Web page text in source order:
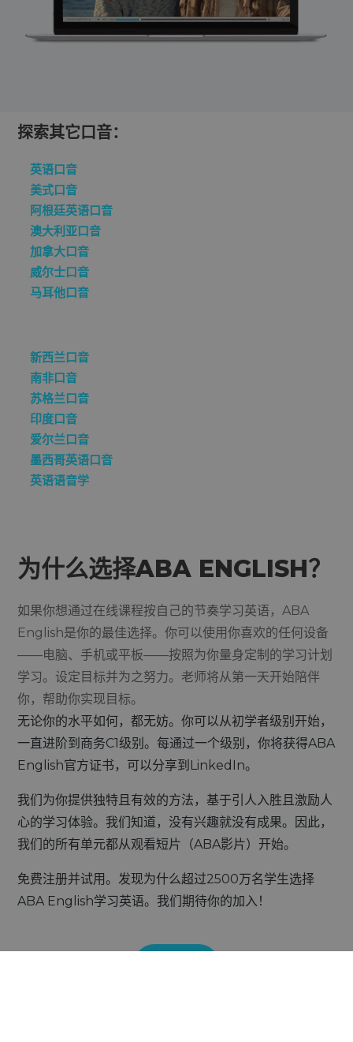
探索其它口音：
英语口音
美式口音
阿根廷英语口音
澳大利亚口音
加拿大口音
威尔士口音
马耳他口音
新西兰口音
南非口音
苏格兰口音
印度口音
爱尔兰口音
墨西哥英语口音
英语语音学
为什么选择ABA ENGLISH？
如果你想通过在线课程按自己的节奏学习英语，ABA
English是你的最佳选择。你可以使用你喜欢的任何设备
——电脑、手机或平板——按照为你量身定制的学习计划
学习。设定目标并为之努力。老师将从第一天开始陪伴
你，帮助你实现目标。
无论你的水平如何，都无妨。你可以从初学者级别开始，
一直进阶到商务C1级别。每通过一个级别，你将获得ABA
English官方证书，可以分享到LinkedIn。
我们为你提供独特且有效的方法，基于引人入胜且激励人
心的学习体验。我们知道，没有兴趣就没有成果。因此，
我们的所有单元都从观看短片（ABA影片）开始。
免费注册并试用。发现为什么超过2500万名学生选择
ABA English学习英语。我们期待你的加入！